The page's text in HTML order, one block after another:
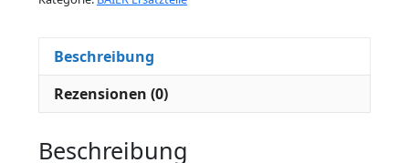
Beschreibung
Rezensionen (0)
Beschreibung